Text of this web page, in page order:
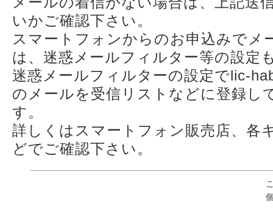
いかご確認下さい。
スマートフォンからのお申込みでメ
は、迷惑メールフィルター等の設定
迷惑メールフィルターの設定でlic-
のメールを受信リストなどに登録し
す。
詳しくはスマートフォン販売店、各
どでご確認下さい。